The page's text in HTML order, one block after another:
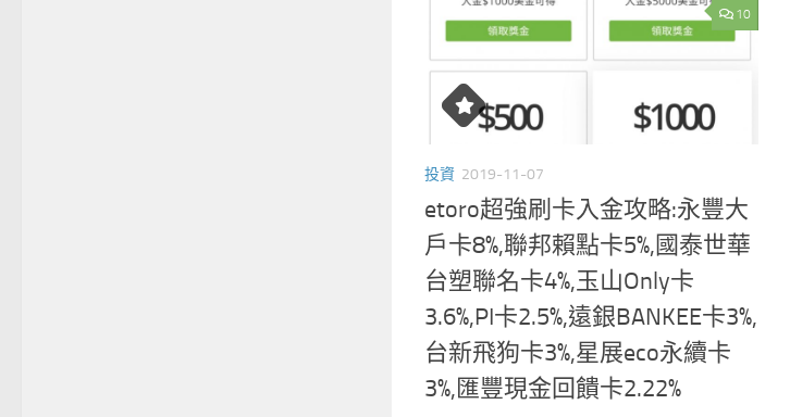
10
投資 2019-11-07
etoro超強刷卡入金攻略:永豐大
戶卡8%,聯邦賴點卡5%,國泰世華
台塑聯名卡4%,玉山Only卡
3.6%,PI卡2.5%,遠銀BANKEE卡3%,
台新飛狗卡3%,星展eco永續卡
3%,匯豐現金回饋卡2.22%